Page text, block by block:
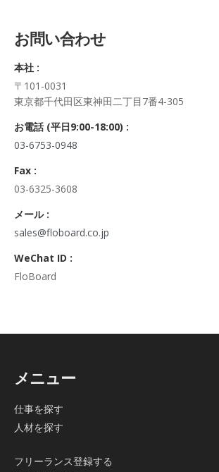
正・追加・削除、利用の停止または消去、第
口に申し出ることができます。
その際、弊社はご本人を確認させていただい
な期間内に対応いたします。
株式会社FloBoard 個人情報問合せ窓口
〒101-0031 東京都千代田区東神田二丁目7番
メールアドレス: info@floboard.co.jp TEL:
ールデンウィークを除く)
6. 個人情報における任意性について
個人情報のご提供は、ご本人の任意です。た
ご入力頂けない場合は本フォームをご利用頂
了承ください。
お問い合わせ
本社 :
〒101-0031
東京都千代田区東神田二丁目7番4-305
お電話 (平日9:00-18:00) :
03-6753-0948
Fax :
03-6325-3608
メール :
sales@floboard.co.jp
WeChat ID :
FloBoard
メニュー
仕事を探す
人材を探す
フリーランス登録する